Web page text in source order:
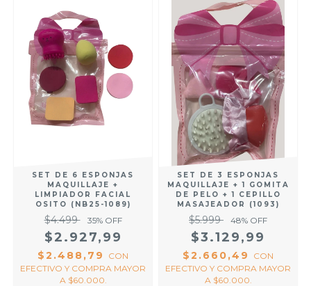
SET DE 6 ESPONJAS
MAQUILLAJE +
LIMPIADOR FACIAL
OSITO (NB25-1089)
$4.499 35% OFF
$2.927,99
$2.488,79
CON
EFECTIVO Y COMPRA MAYOR
A $60.000.
SET DE 3 ESPONJAS
MAQUILLAJE + 1 GOMITA
DE PELO + 1 CEPILLO
MASAJEADOR (1093)
$5.999 48% OFF
$3.129,99
$2.660,49
CON
EFECTIVO Y COMPRA MAYOR
A $60.000.